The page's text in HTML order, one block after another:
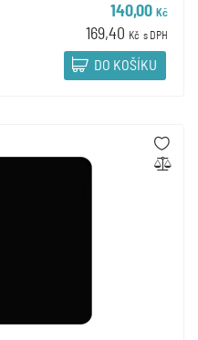
140,00 Kč
169,40 Kč s DPH
DO KOŠÍKU